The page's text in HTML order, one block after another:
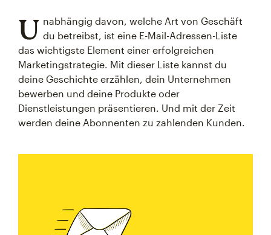
U nabhängig davon, welche Art von Geschäft
du betreibst, ist eine E-Mail-Adressen-Liste
das wichtigste Element einer erfolgreichen
Marketingstrategie. Mit dieser Liste kannst du
deine Geschichte erzählen, dein Unternehmen
bewerben und deine Produkte oder
Dienstleistungen präsentieren. Und mit der Zeit
werden deine Abonnenten zu zahlenden Kunden.